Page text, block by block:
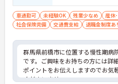
車通勤可 未経験OK 残業少なめ
産休
社会保険完備
交通費支給 退職金制度あ
群馬県前橋市に位置する慢性期病
です。ご興味をお持ちの方には詳
ポイントをお伝えしますのでお気
くださいませ。